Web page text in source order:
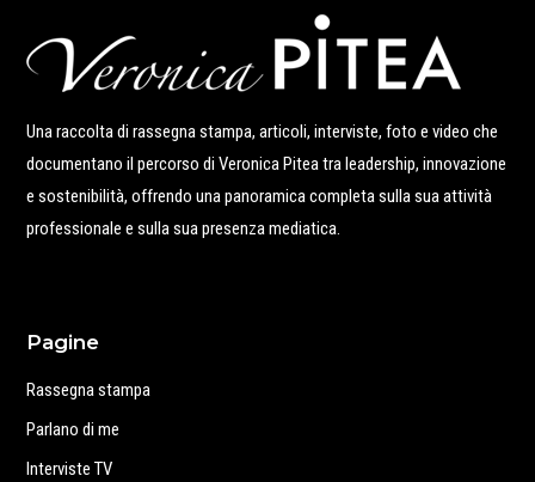
Una raccolta di rassegna stampa, articoli, interviste, foto e video che
documentano il percorso di Veronica Pitea tra leadership, innovazione
e sostenibilità, offrendo una panoramica completa sulla sua attività
professionale e sulla sua presenza mediatica.
Pagine
Rassegna stampa
Parlano di me
Interviste TV